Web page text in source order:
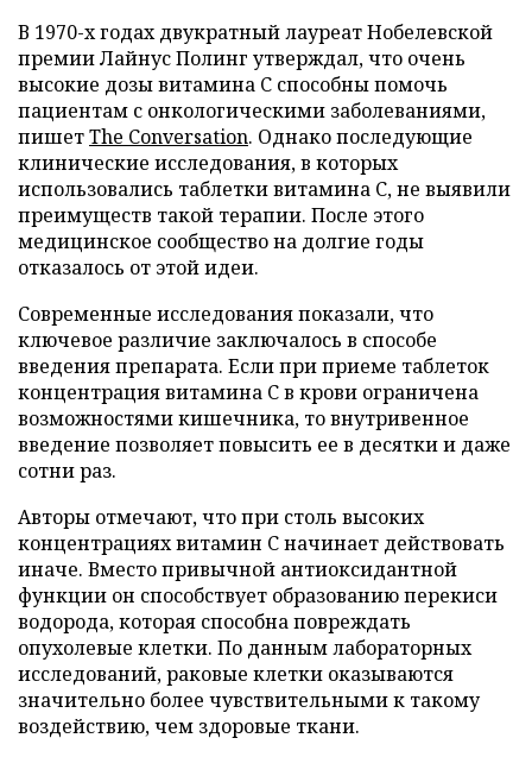
В 1970-х годах двукратный лауреат Нобелевской
премии Лайнус Полинг утверждал, что очень
высокие дозы витамина C способны помочь
пациентам с онкологическими заболеваниями,
пишетThe Conversation. Однако последующие
клинические исследования, в которых
использовались таблетки витамина C, не выявили
преимуществ такой терапии. После этого
медицинское сообщество на долгие годы
отказалось от этой идеи.
Современные исследования показали, что
ключевое различие заключалось в способе
введения препарата. Если при приеме таблеток
концентрация витамина C в крови ограничена
возможностями кишечника, то внутривенное
введение позволяет повысить ее в десятки и даже
сотни раз.
Авторы отмечают, что при столь высоких
концентрациях витамин C начинает действовать
иначе. Вместо привычной антиоксидантной
функции он способствует образованию перекиси
водорода, которая способна повреждать
опухолевые клетки. По данным лабораторных
исследований, раковые клетки оказываются
значительно более чувствительными к такому
воздействию, чем здоровые ткани.